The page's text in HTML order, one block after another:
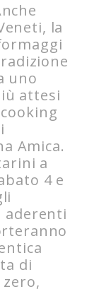
la
uno
attesi
Amica.
a
4 e
di